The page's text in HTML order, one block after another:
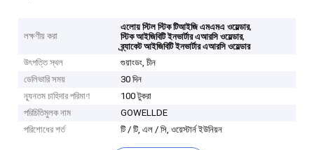
লক্ষণীয় করা
এলোয় স্টিল স্টিক টিআইজি এমএমএ ওয়েল্ডার,
স্টিক আইজিবিটি ইনভার্টার এআরসি ওয়েল্ডার,
ব্র্যাকেট আইজিবিটি ইনভার্টার এআরসি ওয়েল্ডার
উৎপত্তি স্থল
গুয়াংডং, চীন
ডেলিভারি সময়
30 দিন
ন্যূনতম চাহিদার পরিমাণ
100 টুকরা
পরিচিতিমুলক নাম
GOWELLDE
পরিশোধের শর্ত
টি / টি, এল / সি, ওয়েস্টার্ন ইউনিয়ন